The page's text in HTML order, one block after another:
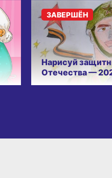
Нарисуй
Отечества —
ЗАВЕРШЁН